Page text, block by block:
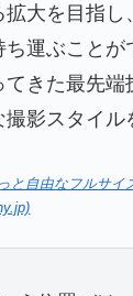
拡大を目指
運ぶことが
てきた最先
影スタイル
自由なフルサイ